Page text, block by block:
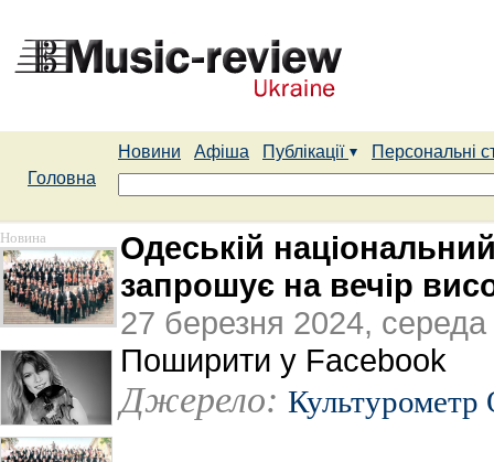
Новини Афіша Публікації
Персональні
Головна
Новина
Одеській
запрошує на вечір
27 березня 2024, середа
Поширити у Facebook
Джерело: Культурометр